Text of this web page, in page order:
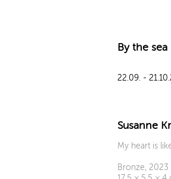
By the sea
22.09. -
Susanne
My heart is
Bronze, 2023